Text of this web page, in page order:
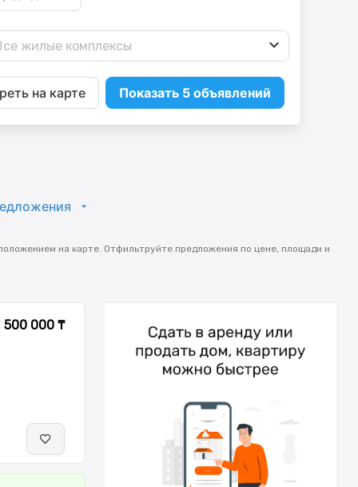
жилые комплексы
на карте Показать 5 объявлений
на карте. Отфильтруйте предложения по цене, площади и
500 000 ₸